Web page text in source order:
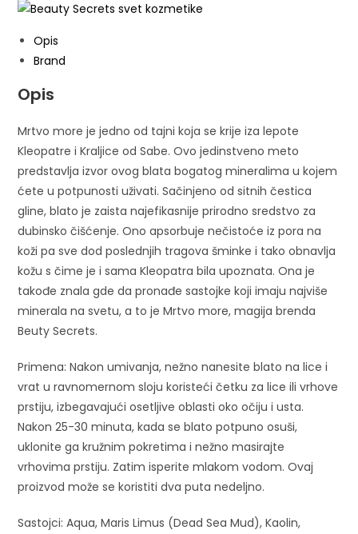
Opis
Brand
Opis
Mrtvo more je jedno od tajni koja se krije iza lepote
Kleopatre i Kraljice od Sabe. Ovo jedinstveno meto
predstavlja izvor ovog blata bogatog mineralima u kojem
ćete u potpunosti uživati. Sačinjeno od sitnih čestica
gline, blato je zaista najefikasnije prirodno sredstvo za
dubinsko čišćenje. Ono apsorbuje nečistoće iz pora na
koži pa sve dod poslednjih tragova šminke i tako obnavlja
kožu s čime je i sama Kleopatra bila upoznata. Ona je
takođe znala gde da pronađe sastojke koji imaju najviše
minerala na svetu, a to je Mrtvo more, magija brenda
Beuty Secrets.
Primena: Nakon umivanja, nežno nanesite blato na lice i
vrat u ravnomernom sloju koristeći četku za lice ili vrhove
prstiju, izbegavajući osetljive oblasti oko očiju i usta.
Nakon 25-30 minuta, kada se blato potpuno osuši,
uklonite ga kružnim pokretima i nežno masirajte
vrhovima prstiju. Zatim isperite mlakom vodom. Ovaj
proizvod može se koristiti dva puta nedeljno.
Sastojci: Aqua, Maris Limus (Dead Sea Mud), Kaolin,